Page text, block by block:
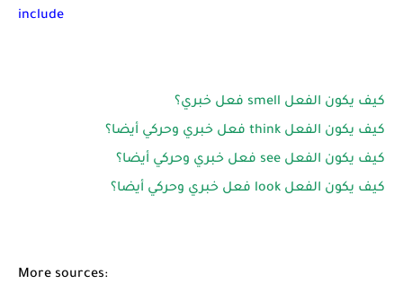
include
كيف يكون الفعل smell فعل خبري؟
كيف يكون الفعل think فعل خبري وحركي أيضا؟
كيف يكون الفعل see فعل خبري وحركي أيضا؟
كيف يكون الفعل look فعل خبري وحركي أيضا؟
More sources: